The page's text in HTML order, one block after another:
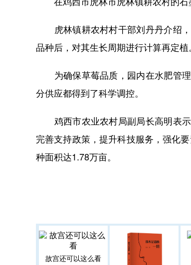
虎林镇耕农村村干部刘丹丹介绍，
品种后，对其生长周期进行计算再定植
为确保草莓品质，园内在水肥管理
分供应都得到了科学调控。
鸡西市农业农村局副局长高明表示
完善支持政策，提升科技服务，强化
种面积达1.78万亩。
故宫还可以这么看